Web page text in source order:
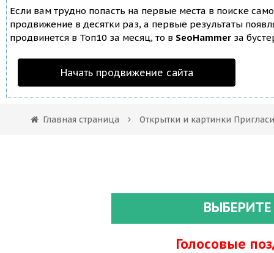
Если вам трудно попасть на первые места в поиске
продвижение в десятки раз, а первые результаты
продвинется в Топ10 за месяц, то в SeoHammer за
Начать продвижение сайта
Главная страница Открытки и картинки
Голосовые